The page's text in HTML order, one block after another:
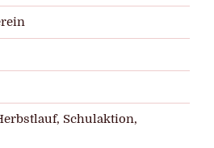
Schulaktion,